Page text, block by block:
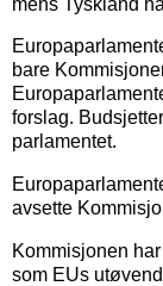
bare
forslag.
parlamentet.
avsette
Kommisjonen
som EUs